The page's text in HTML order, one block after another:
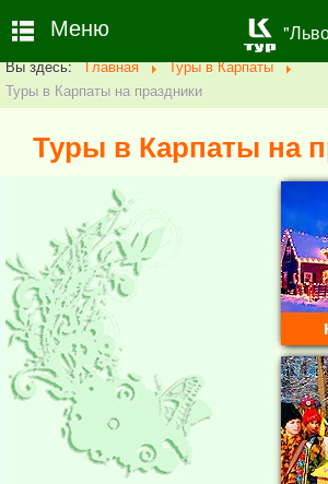
Вы здесь: Главная
Туры в Карпаты
Туры в Карпаты на праздники
Туры в Карпаты на
Меню